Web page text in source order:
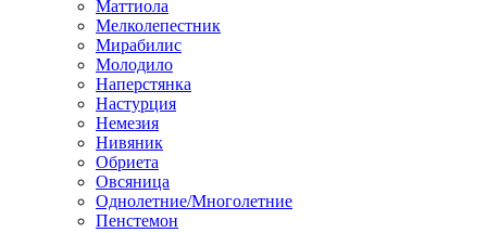
Маттиола
Мелколепестник
Мирабилис
Молодило
Наперстянка
Настурция
Немезия
Нивяник
Обриета
Овсяница
Однолетние/Многолетние
Пенстемон